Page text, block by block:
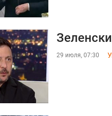
29 июля, 07:30